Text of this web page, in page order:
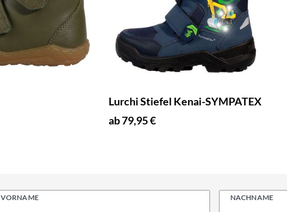
Lurchi Stiefel Kenai-SYMPATEX
ab 79,95 €
VORNAME NACHNAME